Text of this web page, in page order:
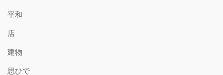
平和
店
建物
思ひで